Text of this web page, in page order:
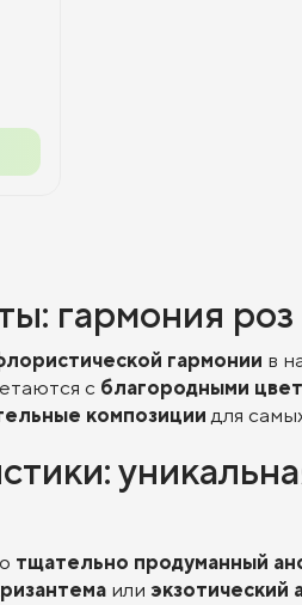
гармония роз
гармонии в
с благородными
композиции для
тщательно продуманный
или экзотический